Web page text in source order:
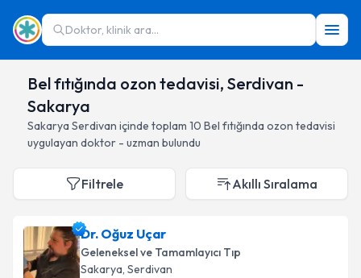
Doktor, klinik ara...
Bel fıtığında ozon tedavisi, Serdivan -
Sakarya
Sakarya Serdivan içinde toplam 10 Bel fıtığında ozon tedavisi
uygulayan doktor - uzman bulundu
Filtrele Akıllı Sıralama
Dr. Oğuz Uçar
Geleneksel ve Tamamlayıcı Tıp
Sakarya, Serdivan